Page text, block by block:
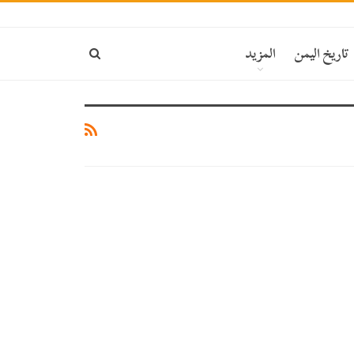
تاريخ اليمن المزيد